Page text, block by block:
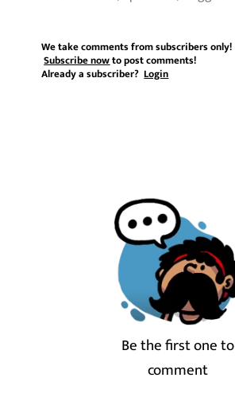
We take comments from subscribers only!
Subscribe nowto post comments!
Already a subscriber?Login
Be the first one to
comment